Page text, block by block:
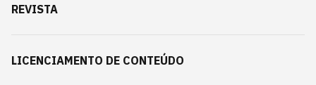
REVISTA
LICENCIAMENTO DE CONTEÚDO